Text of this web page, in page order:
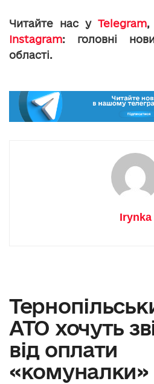
Читайте нас у Telegram,
Instagram: головні
області.
Irynka
АТО хочуть
від оплати
«комуналки»